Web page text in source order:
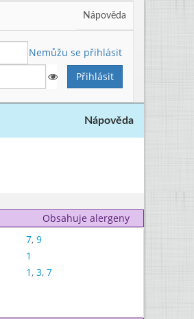
Nápověda
Nemůžu se přihlásit
Nápověda
Obsahuje alergeny
7, 9
1
1, 3, 7